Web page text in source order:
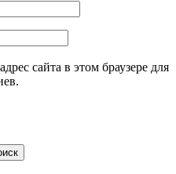
сайта в этом браузере для